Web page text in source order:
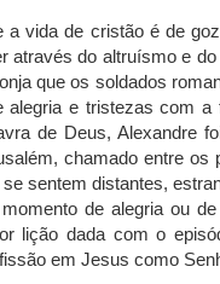
a vida de cristão é de
através do altruísmo e
que os soldados
alegria e tristezas com
de Deus, Alexandre
chamado entre os
se sentem distantes,
de alegria ou
lição dada com o
em Jesus como